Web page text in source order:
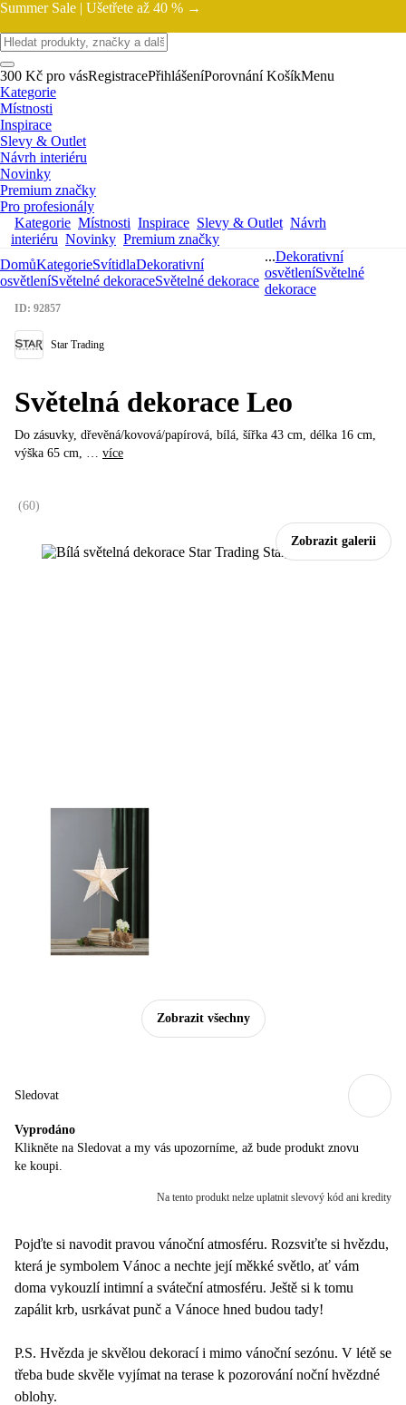
Summer Sale | Ušetřete až 40 % →
300 Kč pro vásRegistracePřihlášeníPorovnání KošíkMenu
Kategorie
Místnosti
Inspirace
Slevy & Outlet
Návrh interiéru
Novinky
Premium značky
Pro profesionály
Kategorie Místnosti Inspirace Slevy & Outlet Návrh
interiéru Novinky Premium značky
DomůKategorieSvítidlaDekorativní
osvětleníSvětelné dekoraceSvětelné dekorace
...Dekorativní
osvětleníSvětelné
dekorace
Zobrazit galerii
Zobrazit všechny
ID: 92857
Star Trading
Světelná dekorace Leo
Do zásuvky, dřevěná/kovová/papírová, bílá, šířka 43 cm, délka 16 cm,
výška 65 cm, … více
(60)
Sledovat
Vyprodáno
Klikněte na Sledovat a my vás upozorníme, až bude produkt znovu
ke koupi.
Na tento produkt nelze uplatnit slevový kód ani kredity
Pojďte si navodit pravou vánoční atmosféru. Rozsviťte si hvězdu,
která je symbolem Vánoc a nechte její měkké světlo, ať vám
doma vykouzlí intimní a sváteční atmosféru. Ještě si k tomu
zapálit krb, usrkávat punč a Vánoce hned budou tady!
P.S. Hvězda je skvělou dekorací i mimo vánoční sezónu. V létě se
třeba bude skvěle vyjímat na terase k pozorování noční hvězdné
oblohy.